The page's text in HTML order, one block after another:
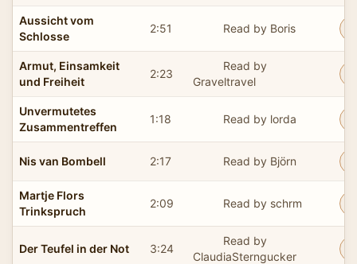
Aussicht vom
Schlosse
2:51 Read by Boris
Armut, Einsamkeit
und Freiheit
2:23
Read by
Graveltravel
Unvermutetes
Zusammentreffen
1:18 Read by lorda
Nis van Bombell 2:17 Read by Björn
Martje Flors
Trinkspruch
2:09 Read by schrm
Der Teufel in der Not 3:24
Read by
ClaudiaSterngucker